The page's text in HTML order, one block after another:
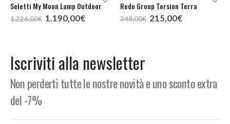
Seletti My Moon Lamp Outdoor
1.226,00€ Il
prezzo
1.190,00€Il
Redo Group Torsion Terra
348,00€ Il
prezzo
215,00€Il
Iscriviti alla newsletter
Non perderti tutte le nostre novità e uno sconto extra
del -7%